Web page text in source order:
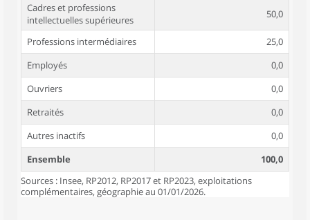
Cadres et professions
intellectuelles supérieures
50,0
Professions intermédiaires
25,0
Employés
0,0
Ouvriers
0,0
Retraités
0,0
Autres inactifs
0,0
Ensemble
100,0
Sources : Insee, RP2012, RP2017 et RP2023, exploitations
complémentaires, géographie au 01/01/2026.